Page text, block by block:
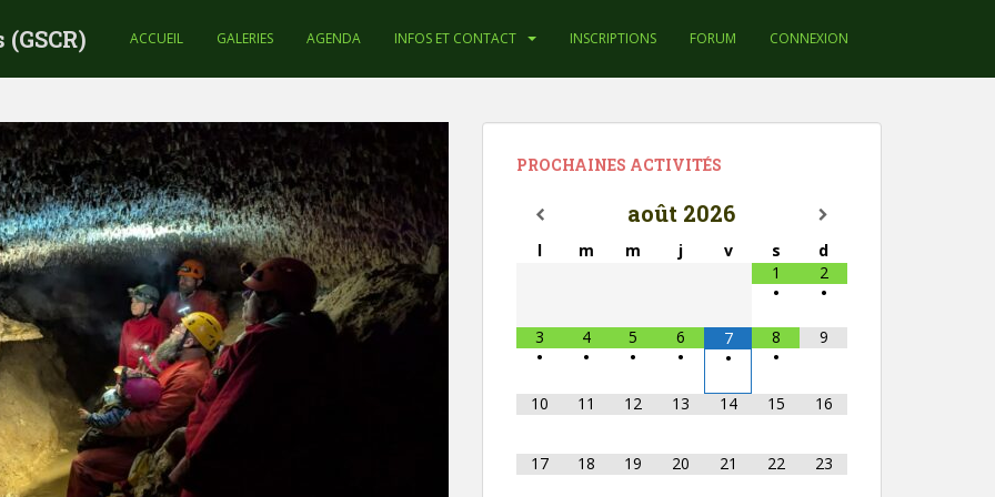
ACCUEIL GALERIES AGENDA INFOS ET CONTACT INSCRIPTIONS FORUM CONNEXION
PROCHAINES ACTIVITÉS
août 2026
l m m j v s
d
1
•
2
•
3
•
4
•
5
•
6
•
7
•
8
•
9
10 11 12 13 14 15 16
17 18 19 20 21 22 23